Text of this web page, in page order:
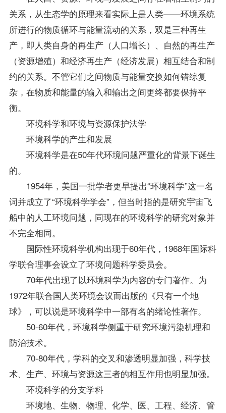
关系，从生态学的原理来看实际上是人类——环境系统
所进行的物质循环与能量流动的关系，双是三种再生
产，即人类自身的再生产（人口增长）、自然的再生产
（资源增殖）和经济再生产（经济发展）相互结合和制
约的关系。不管它们之间物质与能量交换如何错综复
杂，在物质和能量的输入和输出之间更终都要保持平
衡。
环境科学和环境与资源保护法学
环境科学的产生和发展
环境科学是在50年代环境问题严重化的背景下诞生
的。
1954年，美国一批学者更早提出“环境科学”这一名
词并成立了“环境科学学会”，但当时指的是研究宇宙飞
船中的人工环境问题，同现在的环境科学的研究对象并
不完全相同。
国际性环境科学机构出现于60年代，1968年国际科
学联合理事会设立了环境问题科学委员会。
70年代出现了以环境科学为内容的专门著作。为
1972年联合国人类环境会议而出版的《只有一个地
球》，可以说是环境科学中一部有名的绪论性著作。
50-60年代，环境科学侧重于研究环境污染机理和
防治技术。
70-80年代，学科的交叉和渗透明显加强，科学技
术、生产、环境与资源这三者的相互作用也明显加强。
环境科学的分支学科
环境地、生物、物理、化学、医、工程、经济、管